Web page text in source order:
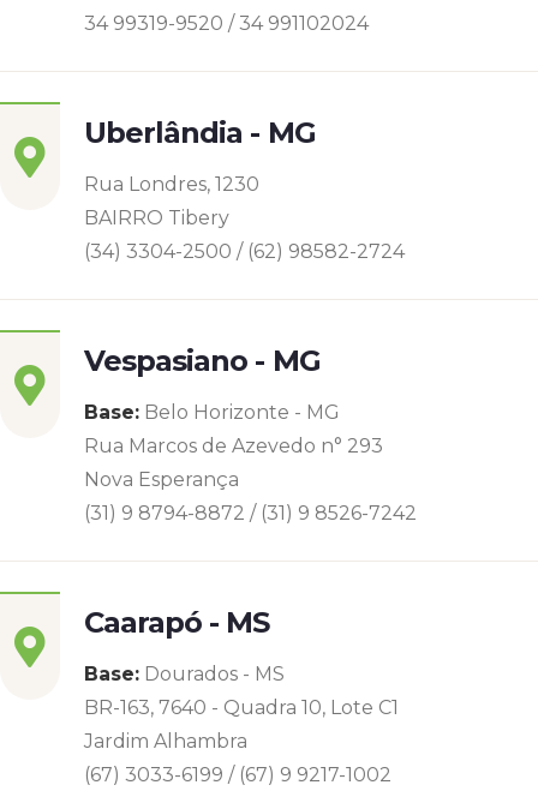
34 99319-9520 / 34 991102024
Uberlândia - MG
Rua Londres, 1230
BAIRRO Tibery
(34) 3304-2500 / (62) 98582-2724
Vespasiano - MG
Base: Belo Horizonte - MG
Rua Marcos de Azevedo n° 293
Nova Esperança
(31) 9 8794-8872 / (31) 9 8526-7242
Caarapó - MS
Base: Dourados - MS
BR-163, 7640 - Quadra 10, Lote C1
Jardim Alhambra
(67) 3033-6199 / (67) 9 9217-1002